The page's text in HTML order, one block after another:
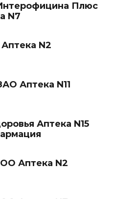
Плюс
N7
N2
Аптека N11
Аптека N15
Аптека N2